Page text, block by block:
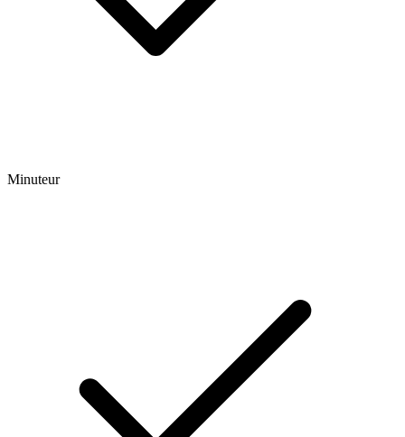
Minuteur